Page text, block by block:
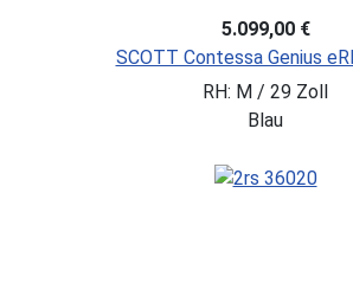
5.099,00 €
SCOTT Contessa Genius
RH: M / 29 Zoll
Blau